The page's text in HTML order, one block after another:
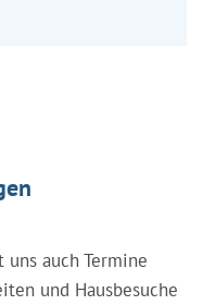
auch Termine
und Hausbesuche